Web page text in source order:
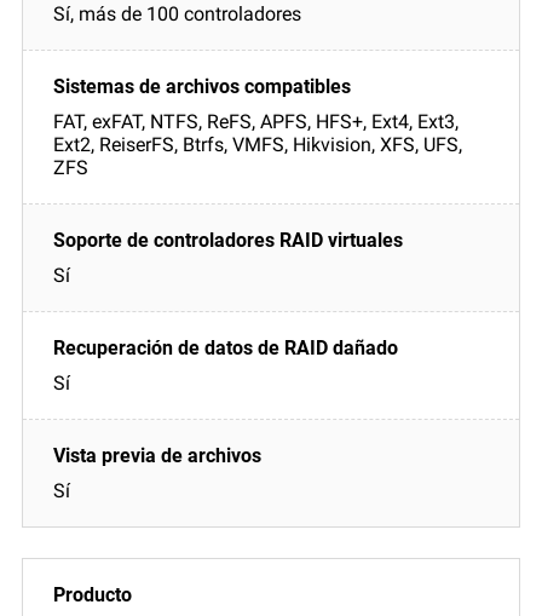
Sí, más de 100 controladores
FAT, exFAT, NTFS, ReFS, APFS, HFS+, Ext4, Ext3,
Ext2, ReiserFS, Btrfs, VMFS, Hikvision, XFS, UFS,
ZFS
Sí
Sí
Sí